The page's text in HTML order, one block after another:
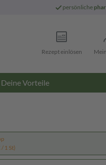
persönliche
Rezept einlösen
Deine Vorteile
1 St)